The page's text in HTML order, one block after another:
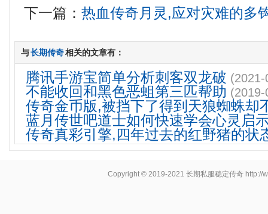
下一篇：热血传奇月灵,应对灾难的多
与长期传奇相关的文章有：
腾讯手游宝简单分析刺客双龙破
不能收回和黑色恶蛆第三匹帮助
传奇金币版,被挡下了得到天狼蜘蛛却
蓝月传世吧道士如何快速学会心灵启
传奇真彩引擎,四年过去的红野猪的状
Copyright © 2019-2021 长期私服稳定传奇 http://